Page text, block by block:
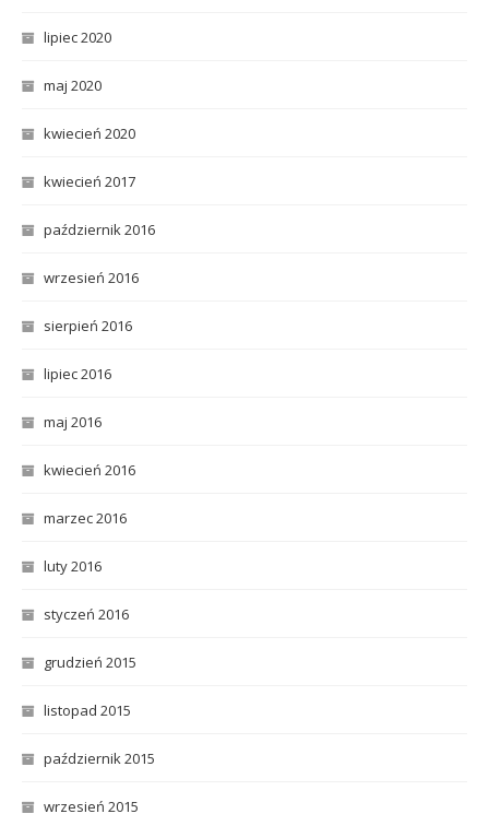
lipiec 2020
maj 2020
kwiecień 2020
kwiecień 2017
październik 2016
wrzesień 2016
sierpień 2016
lipiec 2016
maj 2016
kwiecień 2016
marzec 2016
luty 2016
styczeń 2016
grudzień 2015
listopad 2015
październik 2015
wrzesień 2015